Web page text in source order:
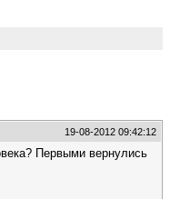
19-08-2012 09:42:12
Первыми вернулись